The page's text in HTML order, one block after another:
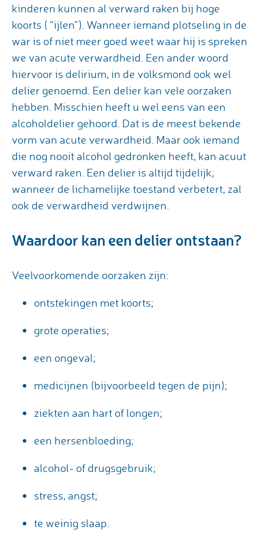
kinderen kunnen al verward raken bij hoge
koorts ( “ijlen”). Wanneer iemand plotseling in de
war is of niet meer goed weet waar hij is spreken
we van acute verwardheid. Een ander woord
hiervoor is delirium, in de volksmond ook wel
delier genoemd. Een delier kan vele oorzaken
hebben. Misschien heeft u wel eens van een
alcoholdelier gehoord. Dat is de meest bekende
vorm van acute verwardheid. Maar ook iemand
die nog nooit alcohol gedronken heeft, kan acuut
verward raken. Een delier is altijd tijdelijk;
wanneer de lichamelijke toestand verbetert, zal
ook de verwardheid verdwijnen.
Waardoor kan een delier ontstaan?
Veelvoorkomende oorzaken zijn:
ontstekingen met koorts;
grote operaties;
een ongeval;
medicijnen (bijvoorbeeld tegen de pijn);
ziekten aan hart of longen;
een hersenbloeding;
alcohol- of drugsgebruik;
stress, angst;
te weinig slaap.